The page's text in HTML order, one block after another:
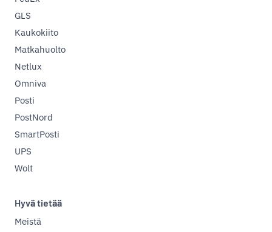
GLS
Kaukokiito
Matkahuolto
Netlux
Omniva
Posti
PostNord
SmartPosti
UPS
Wolt
Hyvä tietää
Meistä